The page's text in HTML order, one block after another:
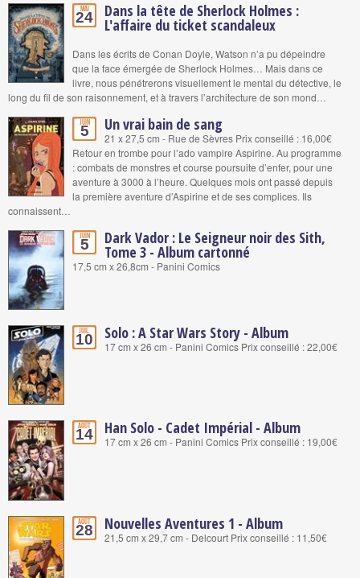
Mai
24 Dans la tête de Sherlock Holmes :
L'affaire du ticket scandaleux
Dans les écrits de Conan Doyle, Watson n’a pu dépeindre
que la face émergée de Sherlock Holmes… Mais dans ce
livre, nous pénétrerons visuellement le mental du détective, le
long du fil de son raisonnement, et à travers l’architecture de son mond…
Juin
5 Un vrai bain de sang
21 x 27,5 cm - Rue de Sèvres Prix conseillé : 16,00€
Retour en trombe pour l’ado vampire Aspirine. Au programme
: combats de monstres et course poursuite d’enfer, pour une
aventure à 3000 à l’heure. Quelques mois ont passé depuis
la première aventure d’Aspirine et de ses complices. Ils
connaissent…
Juin
5 Dark Vador : Le Seigneur noir des Sith,
Tome 3 - Album cartonné
17,5 cm x 26,8cm - Panini Comics
Juil.
10 Solo : A Star Wars Story - Album
17 cm x 26 cm - Panini Comics Prix conseillé : 22,00€
Août
14 Han Solo - Cadet Impérial - Album
17 cm x 26 cm - Panini Comics Prix conseillé : 19,00€
Août
28 Nouvelles Aventures 1 - Album
21,5 cm x 29,7 cm - Delcourt Prix conseillé : 11,50€